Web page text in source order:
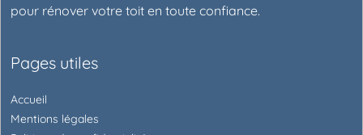
pour rénover votre toit en toute confiance.
Pages utiles
Accueil
Mentions légales